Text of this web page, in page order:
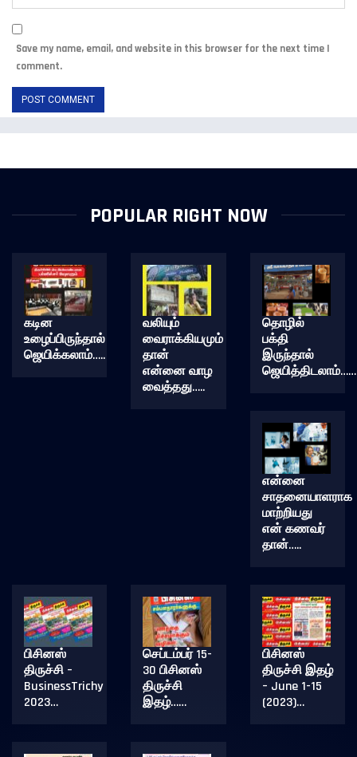
Save my name, email, and website in this browser for the next time I
comment.
POPULAR RIGHT NOW
கடின
உழைப்பிருந்தால்
ஜெயிக்கலாம்…..
வலியும்
வைராக்கியமும்
தான்
என்னை வாழ
வைத்தது…..
தொழில்
பக்தி
இருந்தால்
என்னை
சாதனையாளராக
மாற்றியது
என் கணவர்
தான்…..
பிசினஸ்
திருச்சி –
BusinessTrichy
2023…
செப்டம்பர் 15-
30 பிசினஸ்
திருச்சி
இதழ்……
பிசினஸ்
திருச்சி இதழ்
– June 1-15
(2023)…